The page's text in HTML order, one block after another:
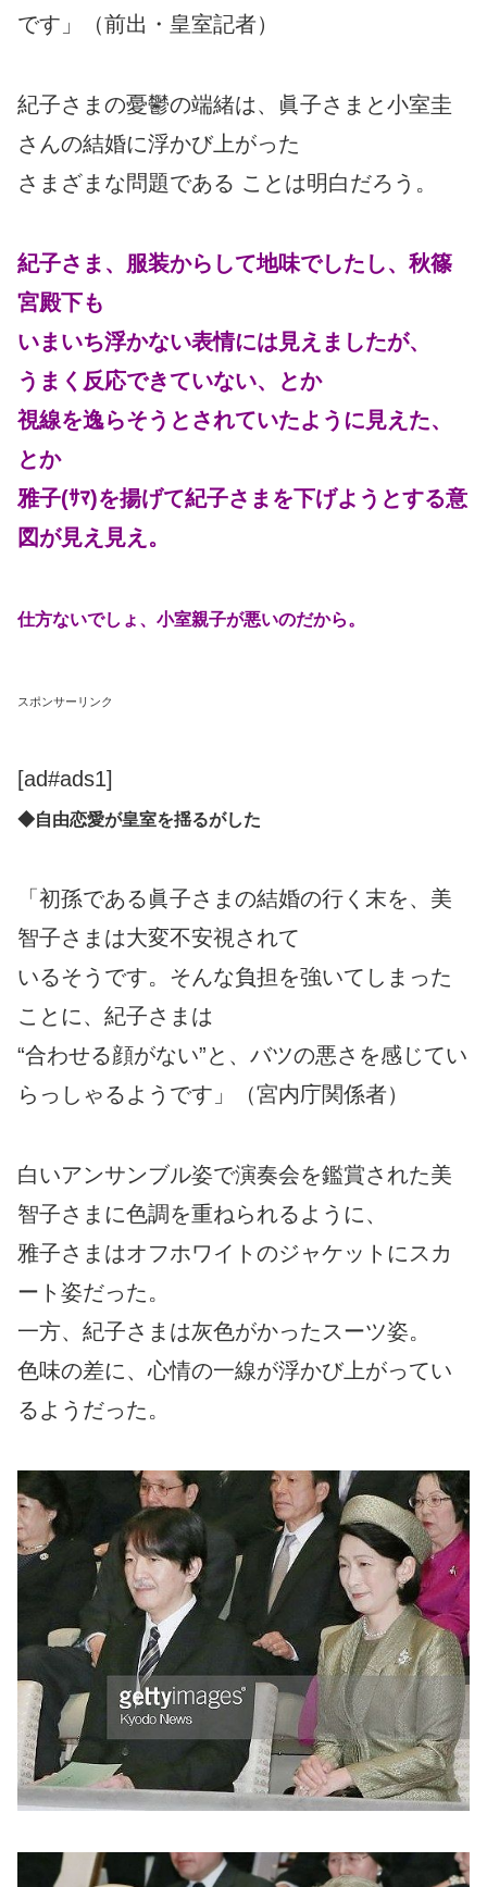
です」（前出・皇室記者）
紀子さまの憂鬱の端緒は、眞子さまと小室圭
さんの結婚に浮かび上がった
さまざまな問題である ことは明白だろう。
紀子さま、服装からして地味でしたし、秋篠
宮殿下も
いまいち浮かない表情には見えましたが、
うまく反応できていない、とか
視線を逸らそうとされていたように見えた、
とか
雅子(ｻﾏ)を揚げて紀子さまを下げようとする意
図が見え見え。
仕方ないでしょ、小室親子が悪いのだから。
スポンサーリンク
[ad#ads1]
◆自由恋愛が皇室を揺るがした
「初孫である眞子さまの結婚の行く末を、美
智子さまは大変不安視されて
いるそうです。そんな負担を強いてしまった
ことに、紀子さまは
“合わせる顔がない”と、バツの悪さを感じてい
らっしゃるようです」（宮内庁関係者）
白いアンサンブル姿で演奏会を鑑賞された美
智子さまに色調を重ねられるように、
雅子さまはオフホワイトのジャケットにスカ
ート姿だった。
一方、紀子さまは灰色がかったスーツ姿。
色味の差に、心情の一線が浮かび上がってい
るようだった。